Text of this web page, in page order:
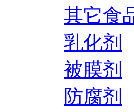
其它食
乳化剂
被膜剂
防腐剂